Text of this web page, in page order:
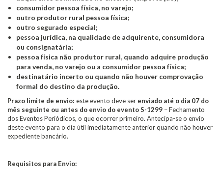
consumidor pessoa física, no varejo;
outro produtor rural pessoa física;
outro segurado especial;
pessoa jurídica, na qualidade de adquirente, consumidora
ou consignatária;
pessoa física não produtor rural, quando adquire produção
para venda, no varejo ou a consumidor pessoa física;
destinatário incerto ou quando não houver comprovação
formal do destino da produção.
Prazo limite de envio: este evento deve ser enviado até o dia 07 do
mês seguinte ou antes do envio do evento S-1299 – Fechamento
dos Eventos Periódicos, o que ocorrer primeiro. Antecipa-se o envio
deste evento para o dia útil imediatamente anterior quando não houver
expediente bancário.
Requisitos para Envio: